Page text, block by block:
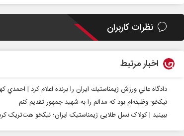
نظرات کاربران
اخبار مرتبط
دادگاه عالي ورزش ژيمناستيك ايران را برنده اعلام كرد | احمدي
نیکخو: وظیفه‌ام بود که مدالم را به شهید جمهور تقدیم کنم
ببینید | کولاک نسل طلایی ژیمناستیک ایران؛ نیکخو هت‌تریک